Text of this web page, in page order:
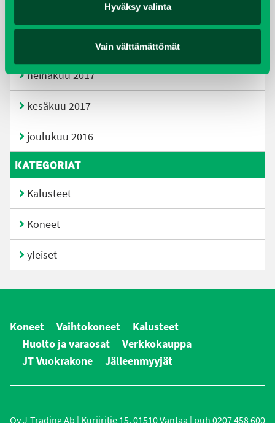
Hyväksy valinta
Vain välttämättömät
heinäkuu 2017
kesäkuu 2017
joulukuu 2016
KATEGORIAT
Kalusteet
Koneet
yleiset
Koneet Vaihtokoneet
Kalusteet
Huolto ja varaosat
Verkkokauppa
JT Vuokrakone
Jälleenmyyjät
Oy J-Trading Ab | Kuriiritie 15, 01510 Vantaa | puh 0207 458 600